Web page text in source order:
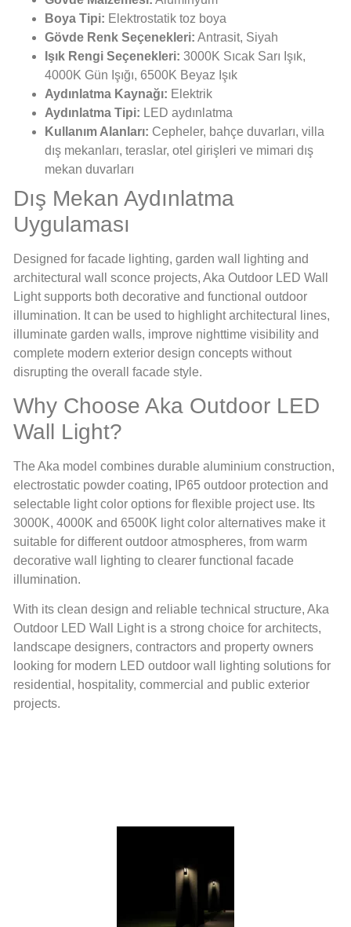
Boya Tipi: Elektrostatik toz boya
Gövde Renk Seçenekleri: Antrasit, Siyah
Işık Rengi Seçenekleri: 3000K Sıcak Sarı Işık,
4000K Gün Işığı, 6500K Beyaz Işık
Aydınlatma Kaynağı: Elektrik
Aydınlatma Tipi: LED aydınlatma
Kullanım Alanları: Cepheler, bahçe duvarları, villa
dış mekanları, teraslar, otel girişleri ve mimari dış
mekan duvarları
Dış Mekan Aydınlatma
Uygulaması
Designed for facade lighting, garden wall lighting and
architectural wall sconce projects, Aka Outdoor LED Wall
Light supports both decorative and functional outdoor
illumination. It can be used to highlight architectural lines,
illuminate garden walls, improve nighttime visibility and
complete modern exterior design concepts without
disrupting the overall facade style.
Why Choose Aka Outdoor LED
Wall Light?
The Aka model combines durable aluminium construction,
electrostatic powder coating, IP65 outdoor protection and
selectable light color options for flexible project use. Its
3000K, 4000K and 6500K light color alternatives make it
suitable for different outdoor atmospheres, from warm
decorative wall lighting to clearer functional facade
illumination.
With its clean design and reliable technical structure, Aka
Outdoor LED Wall Light is a strong choice for architects,
landscape designers, contractors and property owners
looking for modern LED outdoor wall lighting solutions for
residential, hospitality, commercial and public exterior
projects.